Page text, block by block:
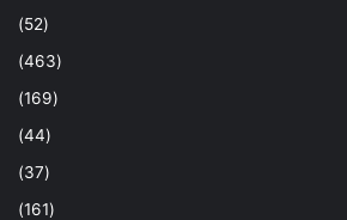
(52)
(463)
(169)
(44)
(37)
(161)